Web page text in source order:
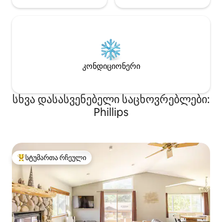
კონდიციონერი
სხვა დასასვენებელი საცხოვრებლები:
Phillips
სტუმართა რჩეული მოწინავე ვარიანტი
სტუმართა რჩეული